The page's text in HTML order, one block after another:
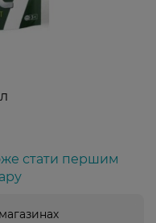
стати першим